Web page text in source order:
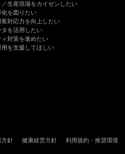
／生産現場をカイゼンしたい
を図りたい
対応力を向上したい
を活用したい
ィ対策を進めたい
用を支援してほしい
方針 健康経営方針 利用規約・推奨環境